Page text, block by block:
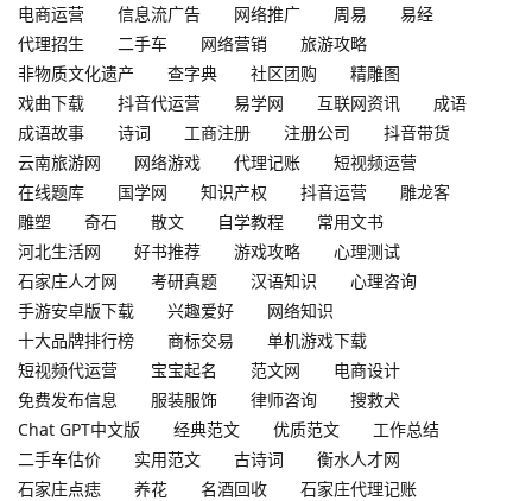
电商运营 信息流广告 网络推广 周易
易经
代理招生
二手车 网络营销
旅游攻略
非物质文化遗产
查字典 社区团购
精雕图
戏曲下载
抖音代运营 易学网 互联网资讯
成语
成语故事
诗词 工商注册 注册公司
抖音带货
云南旅游网
网络游戏 代理记账
短视频运营
在线题库
国学网 知识产权 抖音运营
雕龙客
雕塑
奇石 散文 自学教程
常用文书
河北生活网
好书推荐 游戏攻略
心理测试
石家庄人才网
考研真题 汉语知识
心理咨询
手游安卓版下载
兴趣爱好
网络知识
十大品牌排行榜
商标交易
单机游戏下载
短视频代运营
宝宝起名 范文网
电商设计
免费发布信息
服装服饰 律师咨询
搜救犬
Chat GPT中文版
经典范文 优质范文
工作总结
二手车估价
实用范文 古诗词
衡水人才网
石家庄点痣
养花 名酒回收
石家庄代理记账